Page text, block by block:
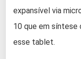
expansível via
10 que em síntese
esse tablet.